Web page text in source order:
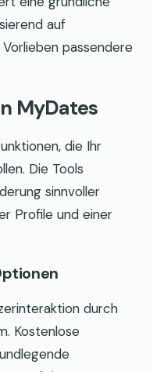
auf
passendere
MyDates
die Ihr
Die Tools
sinnvoller
Profile und einer
durch
Kostenlose